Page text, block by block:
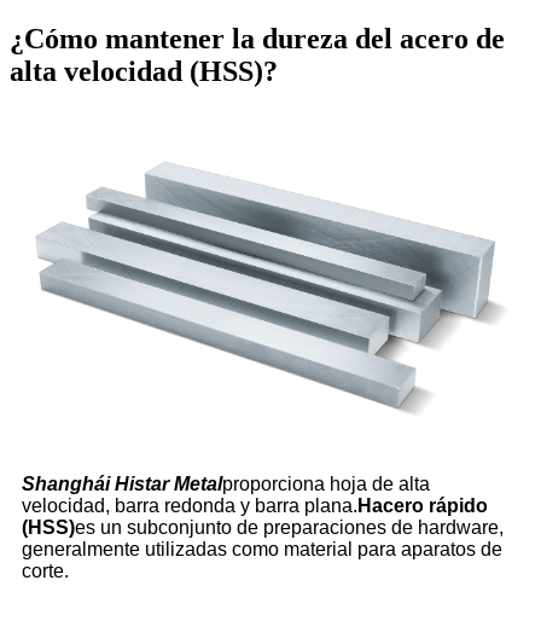
¿Cómo mantener la dureza del acero de
alta velocidad (HSS)?
Shanghái Histar Metalproporciona hoja de alta
velocidad, barra redonda y barra plana. Hacero rápido
(HSS)es un subconjunto de preparaciones de hardware,
generalmente utilizadas como material para aparatos de
corte.